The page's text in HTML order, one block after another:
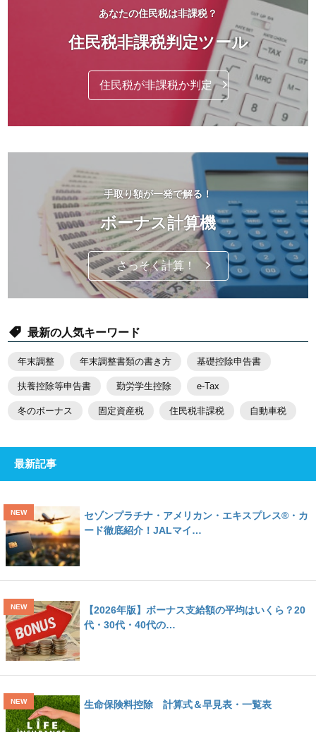
あなたの住民税は非課税？
住民税非課税判定ツール
住民税が非課税か判定
手取り額が一発で解る！
ボーナス計算機
さっそく計算！
最新の人気キーワード
年末調整 年末調整書類の書き方 基礎控除申告書
扶養控除等申告書 勤労学生控除 e-Tax
冬のボーナス 固定資産税 住民税非課税 自動車税
最新記事
セゾンプラチナ・アメリカン・エキスプレス®・カ
ード徹底紹介！JALマイ…
【2026年版】ボーナス支給額の平均はいくら？20
代・30代・40代の…
生命保険料控除 計算式＆早見表・一覧表